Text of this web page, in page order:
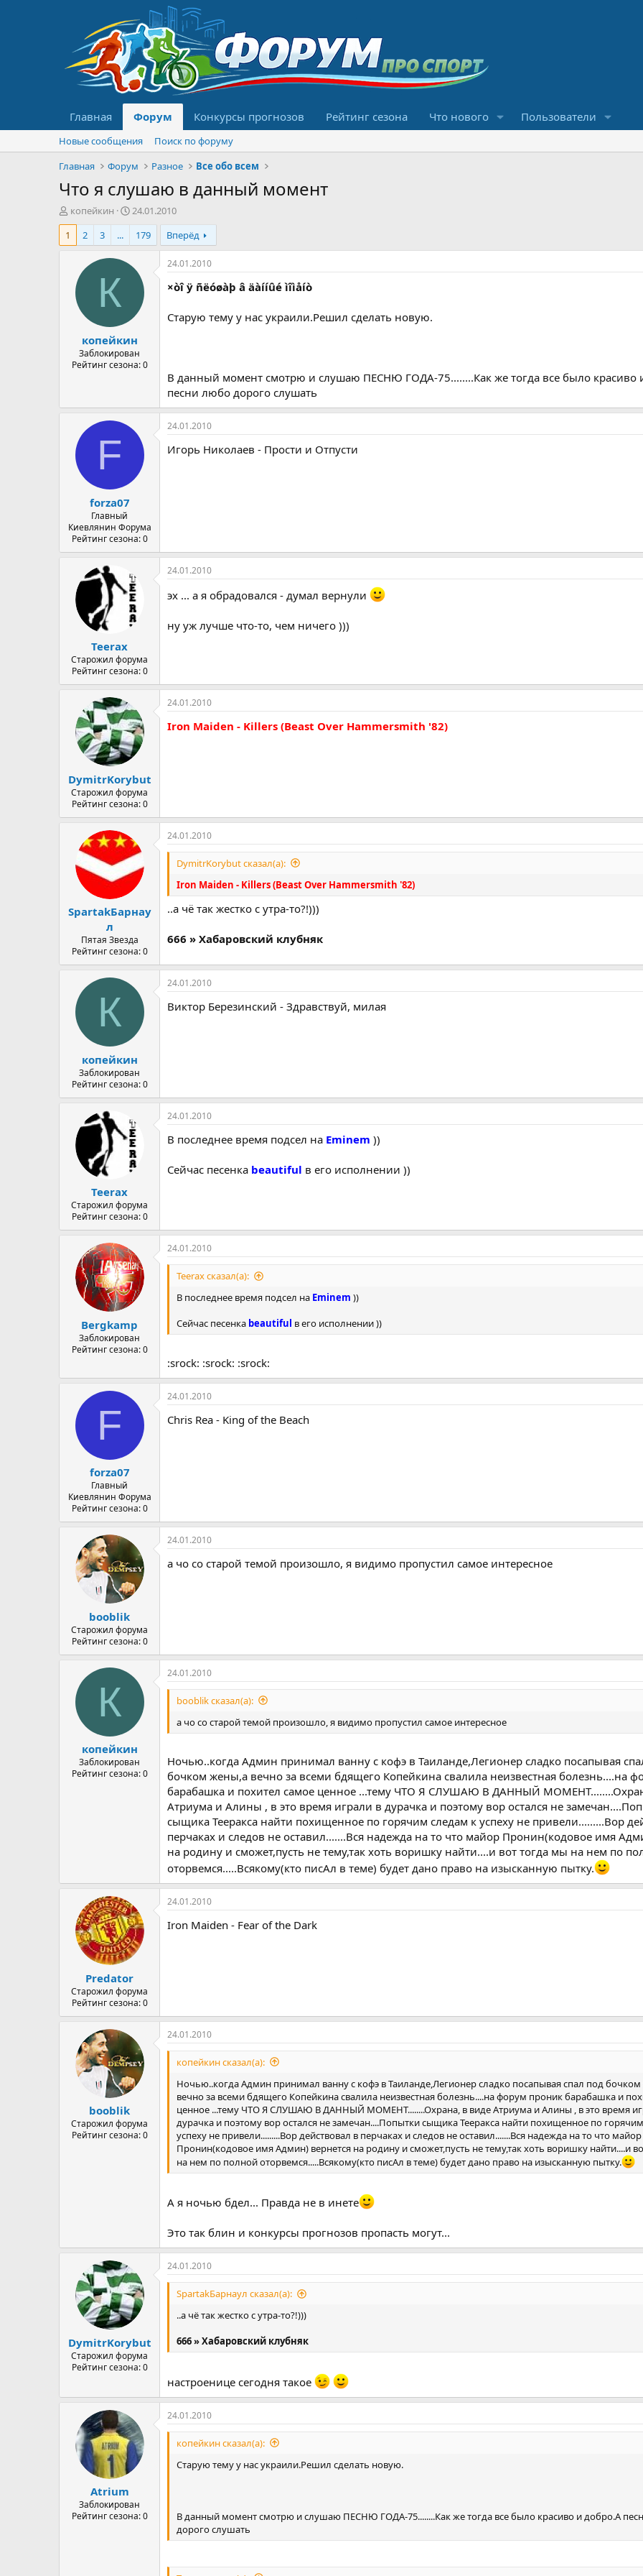
Главная Форум Конкурсы прогнозов Рейтинг сезона Что нового Пользователи
Новые сообщения
Поиск по форуму
Главная
Форум Разное Все обо всем
Что я слушаю в данный момент
А
в
о
м
копейкин
Д
а
а
а
л
24.01.2010
1
2 3 ... 179 Вперёд
К
копейкин
Заблокирован
Рейтинг сезона: 0
24.01.2010
×òî ÿ ñëóøàþ â äàííûé ìîìåíò
Старую тему у нас украили.Решил сделать новую.
В данный момент смотрю и слушаю ПЕСНЮ ГОДА-75........Как же тогда все было красиво
песни любо дорого слушать
F
forza07
Главный
Киевлянин Форума
Рейтинг сезона: 0
24.01.2010
Игорь Николаев - Прости и Отпусти
Teerax
Старожил форума
Рейтинг сезона: 0
24.01.2010
эх ... а я обрадовался - думал вернули
ну уж лучше что-то, чем ничего )))
DymitrKorybut
Старожил форума
Рейтинг сезона: 0
24.01.2010
Iron Maiden - Killers (Beast Over Hammersmith '82)
SpartakБарнау
л
Пятая Звезда
Рейтинг сезона: 0
24.01.2010
DymitrKorybut сказал(а):
Iron Maiden - Killers (Beast Over Hammersmith '82)
..а чё так жестко с утра-то?!)))
666 » Хабаровский клубняк
К
копейкин
Заблокирован
Рейтинг сезона: 0
24.01.2010
Виктор Березинский - Здравствуй, милая
Teerax
Старожил форума
Рейтинг сезона: 0
24.01.2010
В последнее время подсел на Eminem ))
Сейчас песенка beautiful в его исполнении ))
Bergkamp
Заблокирован
Рейтинг сезона: 0
24.01.2010
Teerax сказал(а):
В последнее время подсел на Eminem ))
Сейчас песенка beautiful в его исполнении ))
:srock: :srock: :srock:
F
forza07
Главный
Киевлянин Форума
Рейтинг сезона: 0
24.01.2010
Chris Rea - King of the Beach
booblik
Старожил форума
Рейтинг сезона: 0
24.01.2010
а чо со старой темой произошло, я видимо пропустил самое интересное
К
копейкин
Заблокирован
Рейтинг сезона: 0
24.01.2010
booblik сказал(а):
а чо со старой темой произошло, я видимо пропустил самое интересное
Ночью..когда Админ принимал ванну с кофэ в Таиланде,Легионер сладко посапывая
бочком жены,а вечно за всеми бдящего Копейкина свалила неизвестная болезнь....на
барабашка и похител самое ценное ...тему ЧТО Я СЛУШАЮ В ДАННЫЙ
Атриума и Алины , в это время играли в дурачка и поэтому вор остался не
сыщика Тееракса найти похищенное по горячим следам к успеху не привели.........Вор
перчаках и следов не оставил.......Вся надежда на то что майор Пронин(кодовое имя
на родину и сможет,пусть не тему,так хоть воришку найти....и вот тогда мы на нем по
оторвемся.....Всякому(кто писАл в теме) будет дано право на изысканную пытку.
Predator
Старожил форума
Рейтинг сезона: 0
24.01.2010
Iron Maiden - Fear of the Dark
booblik
Старожил форума
Рейтинг сезона: 0
24.01.2010
копейкин сказал(а):
Ночью..когда Админ принимал ванну с кофэ в Таиланде,Легионер сладко посапывая спал под
вечно за всеми бдящего Копейкина свалила неизвестная болезнь....на форум проник барабашка и
ценное ...тему ЧТО Я СЛУШАЮ В ДАННЫЙ МОМЕНТ........Охрана, в виде Атриума и Алины , в это время
дурачка и поэтому вор остался не замечан....Попытки сыщика Тееракса найти похищенное по
успеху не привели.........Вор действовал в перчаках и следов не оставил.......Вся надежда на то что майор
Пронин(кодовое имя Админ) вернется на родину и сможет,пусть не тему,так хоть воришку найти....и
на нем по полной оторвемся.....Всякому(кто писАл в теме) будет дано право на изысканную пытку.
А я ночью бдел... Правда не в инете
Это так блин и конкурсы прогнозов пропасть могут...
DymitrKorybut
Старожил форума
Рейтинг сезона: 0
24.01.2010
SpartakБарнаул сказал(а):
..а чё так жестко с утра-то?!)))
666 » Хабаровский клубняк
настроенице сегодня такое
Atrium
Заблокирован
Рейтинг сезона: 0
24.01.2010
копейкин сказал(а):
Старую тему у нас украили.Решил сделать новую.
В данный момент смотрю и слушаю ПЕСНЮ ГОДА-75........Как же тогда все было красиво и добро.А
дорого слушать